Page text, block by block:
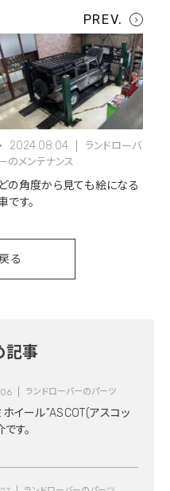
2024.08.04
ランドローバ
のメンテナンス
どの角度から見ても絵になる
です。
る
記事
ランドローバーのパーツ
イール”ASCOT(アスコッ
す。